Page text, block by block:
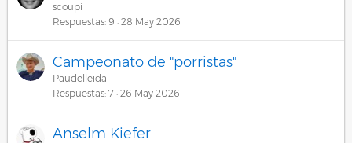
scoupi
Respuestas 9 28 May 2026
Campeonato de "porristas"
Paudelleida
Respuestas 7 26 May 2026
Anselm Kiefer